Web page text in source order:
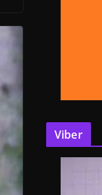
Viber